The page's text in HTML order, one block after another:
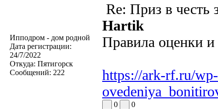
Ипподром - дом родной
Дата регистрации:
24/7/2022
Откуда: Пятигорск
Сообщений: 222
Re: Приз в честь
Hartik
Правила оценки
https://ark-rf.ru/
0 0